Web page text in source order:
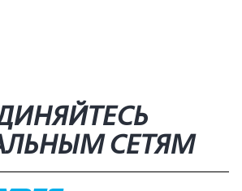
СЕТЯМ